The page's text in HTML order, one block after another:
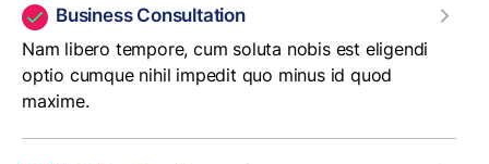
Business Consultation
Nam libero tempore, cum soluta nobis est eligendi
optio cumque nihil impedit quo minus id quod
maxime.